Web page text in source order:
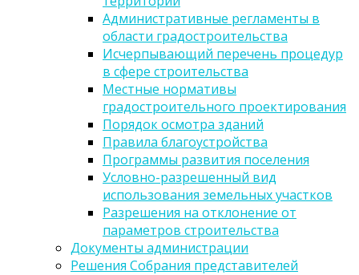
Административные регламенты в
области градостроительства
Исчерпывающий перечень процедур
в сфере строительства
Местные нормативы
градостроительного проектирования
Порядок осмотра зданий
Правила благоустройства
Программы развития поселения
Условно-разрешенный вид
использования земельных участков
Разрешения на отклонение от
параметров строительства
Документы администрации
Решения Собрания представителей